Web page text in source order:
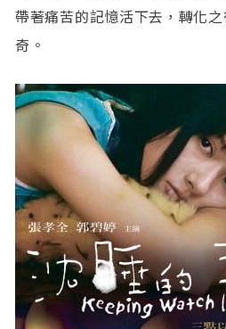
帶著痛苦的記憶活下去，轉化
奇。